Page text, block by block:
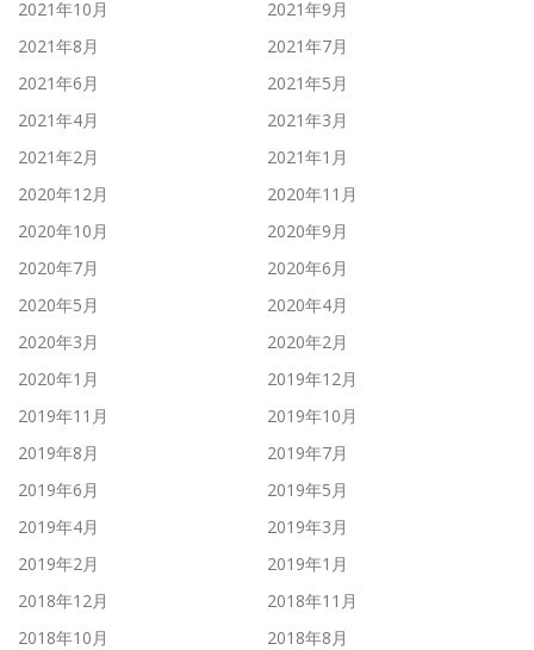
2021年10月
2021年9月
2021年8月
2021年7月
2021年6月
2021年5月
2021年4月
2021年3月
2021年2月
2021年1月
2020年12月
2020年11月
2020年10月
2020年9月
2020年7月
2020年6月
2020年5月
2020年4月
2020年3月
2020年2月
2020年1月
2019年12月
2019年11月
2019年10月
2019年8月
2019年7月
2019年6月
2019年5月
2019年4月
2019年3月
2019年2月
2019年1月
2018年12月
2018年11月
2018年10月
2018年8月